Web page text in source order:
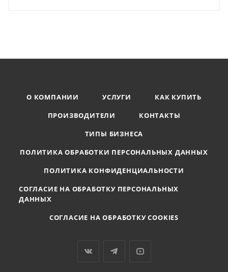
О КОМПАНИИ УСЛУГИ
КАК КУПИТЬ
ПРОИЗВОДИТЕЛИ
КОНТАКТЫ
ТИПЫ БИЗНЕСА
ПОЛИТИКА ОБРАБОТКИ ПЕРСОНАЛЬНЫХ ДАННЫХ
ПОЛИТИКА КОНФИДЕНЦИАЛЬНОСТИ
СОГЛАСИЕ НА ОБРАБОТКУ ПЕРСОНАЛЬНЫХ
ДАННЫХ
СОГЛАСИЕ НА ОБРАБОТКУ COOKIES